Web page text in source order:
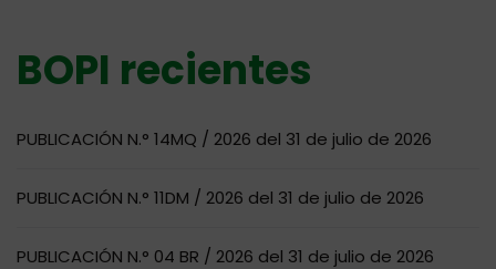
BOPI recientes
PUBLICACIÓN N.° 14MQ / 2026 del 31 de julio de 2026
PUBLICACIÓN N.° 11DM / 2026 del 31 de julio de 2026
PUBLICACIÓN N.° 04 BR / 2026 del 31 de julio de 2026